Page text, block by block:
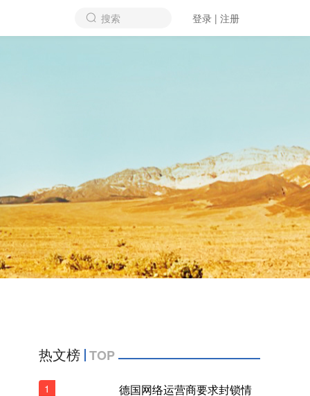
搜索 登录 | 注册
热文榜 TOP
1
德国网络运营商要求封锁情